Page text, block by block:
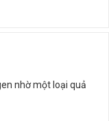
nhờ một loại quả